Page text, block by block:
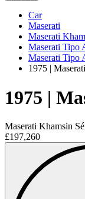
Car
Maserati
Maserati
Maserati Tipo
Maserati Tipo
1975 |
1975 |
Maserati Khamsin
£197,260